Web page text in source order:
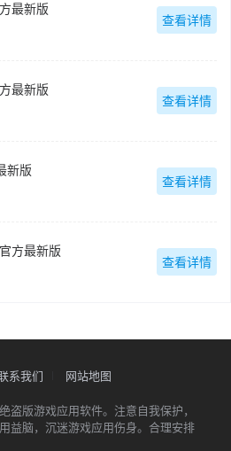
最新版
查看详情
最新版
查看详情
新版
查看详情
方最新版
查看详情
系我们 网站地图
盗版游戏应用软件。注意自我保护，
益脑，沉迷游戏应用伤身。合理安排